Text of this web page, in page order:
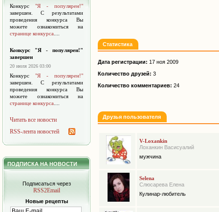
Конкурс "Я - популярен!"
завершен. С результатами
проведения конкурса Вы
можете ознакомиться на
странице конкурса
Конкурс "Я - популярен!"
завершен
20 июля 2026 03:00
Конкурс "Я - популярен!"
завершен. С результатами
проведения конкурса Вы
можете ознакомиться на
странице конкурса
Читать все новости
RSS-лента новостей
ПОДПИСКА НА НОВОСТИ
Подписаться через
RSS2Email
Новые рецепты
Статистика
Дата регистрации: 17 ноя 2009
Количество друзей: 3
Количество комментариев: 24
Друзья пользователя
V-Loxankin
Лоханкин Васисуалий
мужчина
Selena
Слюсарева Елена
Кулинар-любитель